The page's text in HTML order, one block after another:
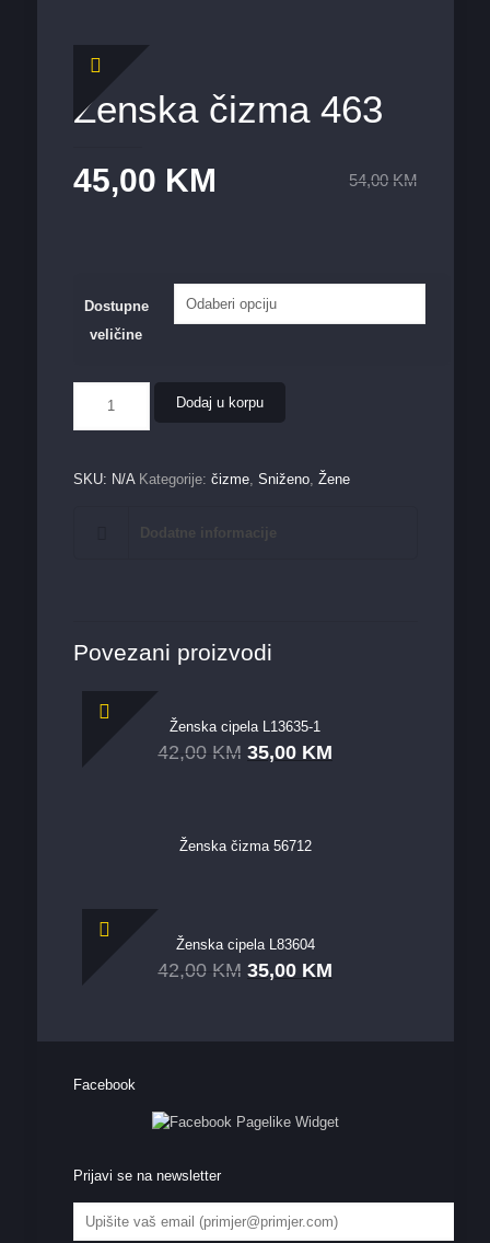
Ženska čizma 463
54,00 KM
45,00 KM
Dostupne
veličine
čizma
463
Dodaj u korpu
SKU: N/A Kategorije: čizme, Sniženo, Žene
Dodatne informacije
Povezani proizvodi
Ženska cipela L13635-1
42,00 KM 35,00 KM
Ženska čizma 56712
Ženska cipela L83604
42,00 KM 35,00 KM
Facebook
Prijavi se na newsletter